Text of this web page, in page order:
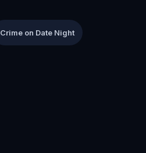
Crime on Date Night